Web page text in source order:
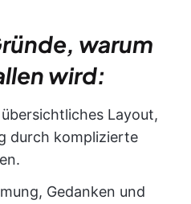
warum
wird:
Layout,
durch komplizierte
Gedanken und